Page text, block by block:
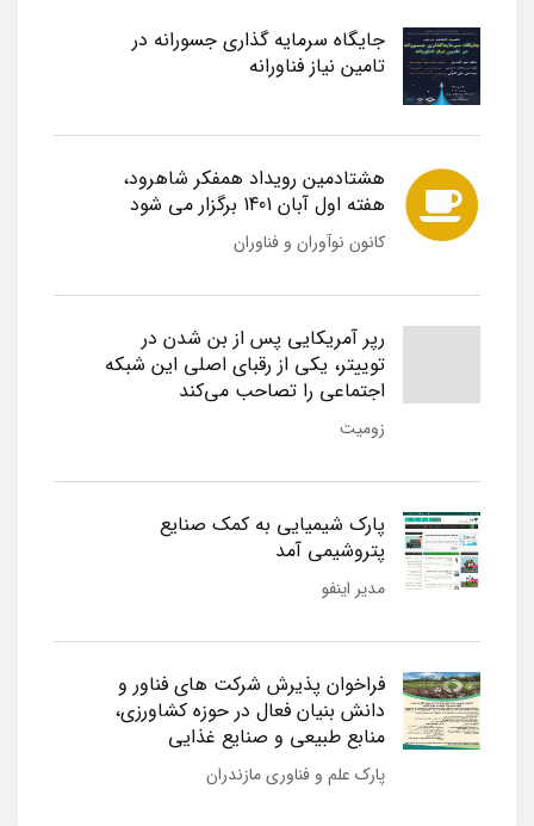
جایگاه سرمایه گذاری جسورانه در
تامین نیاز فناورانه
هشتادمین رویداد همفکر شاهرود،
هفته اول آبان 1401 برگزار می شود
کانون نوآوران و فناوران
رپر آمریکایی پس از بن شدن در
توییتر، یکی از رقبای اصلی این شبکه
اجتماعی را تصاحب می‌کند
زومیت
پارک شیمیایی به کمک صنایع
پتروشیمی آمد
مدیر اینفو
فراخوان پذیرش شرکت های فناور و
دانش بنیان فعال در حوزه کشاورزی،
منابع طبیعی و صنایع غذایی
پارک علم و فناوری مازندران